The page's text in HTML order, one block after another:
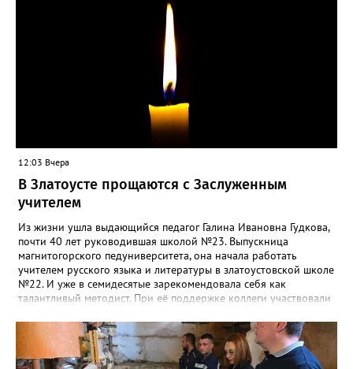
12:03 Вчера
В Златоусте прощаются с Заслуженным
учителем
Из жизни ушла выдающийся педагог Галина Ивановна Гудкова,
почти 40 лет руководившая школой №23. Выпускница
магнитогорского педуниверситета, она начала работать
учителем русского языка и литературы в златоустовской школе
№22. И уже в семидесятые зарекомендовала себя как
талантливый методист. При её поддержке коллеги участвовали
«Благодаря её мудрому руководству в школе сформировался
сильный педагогический коллектив, объединённый общими
ценностями и любовью к своему делу. Для многих Галина